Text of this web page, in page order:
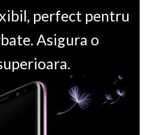
perfect pentru
Asigura o